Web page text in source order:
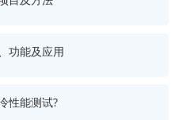
功能及应用
性能测试?